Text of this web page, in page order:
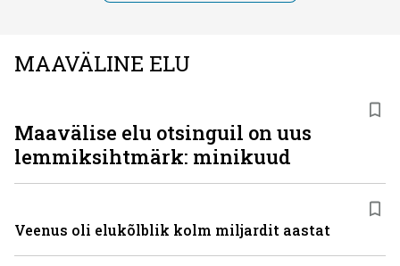
MAAVÄLINE ELU
Maavälise elu otsinguil on uus
lemmiksihtmärk: minikuud
Veenus oli elukõlblik kolm miljardit aastat